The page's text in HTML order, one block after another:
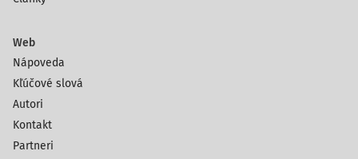
Web
Nápoveda
Kľúčové slová
Autori
Kontakt
Partneri